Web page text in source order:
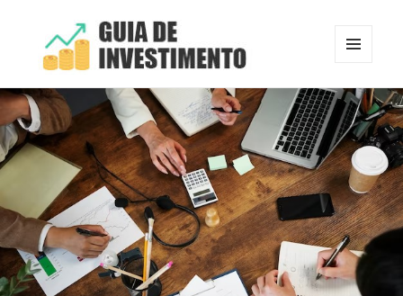
Guia de Investimento
E
WIDGETS